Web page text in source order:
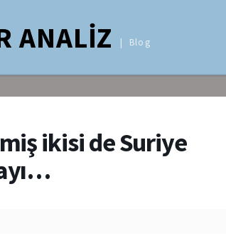
ANALİZ Blog
ikisi de Suriye